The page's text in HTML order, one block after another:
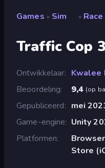
Games » Sim » Race
Traffic Cop
Ontwikkelaar
Kwalee
Beoordeling
9,4 (op
Gepubliceerd
mei
Game-engine
Unity
Platformen
Store